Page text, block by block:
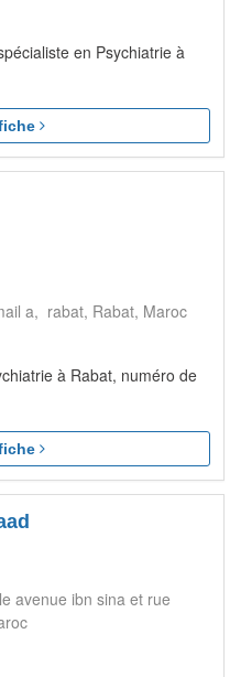
en Psychiatrie à
a, rabat Rabat Maroc
à Rabat, numéro de
avenue ibn sina et rue